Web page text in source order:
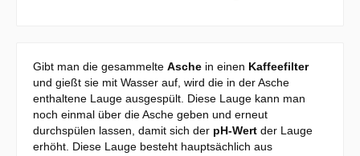
Gibt man die gesammelte Asche in einen Kaffeefilter
und gießt sie mit Wasser auf, wird die in der Asche
enthaltene Lauge ausgespült. Diese Lauge kann man
noch einmal über die Asche geben und erneut
durchspülen lassen, damit sich der pH-Wert der Lauge
erhöht. Diese Lauge besteht hauptsächlich aus